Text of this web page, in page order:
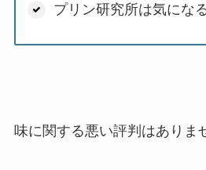
プリン研究所は気にな
味に関する悪い評判はありま